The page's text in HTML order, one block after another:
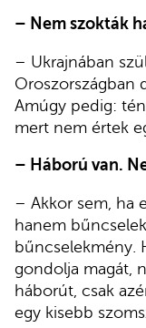
– Nem szokták
– Ukrajnában
Oroszországban
Amúgy pedig:
mert nem értek
– Háború van.
– Akkor sem, ha
hanem
bűncselekmény.
gondolja magát,
háborút, csak
egy kisebb